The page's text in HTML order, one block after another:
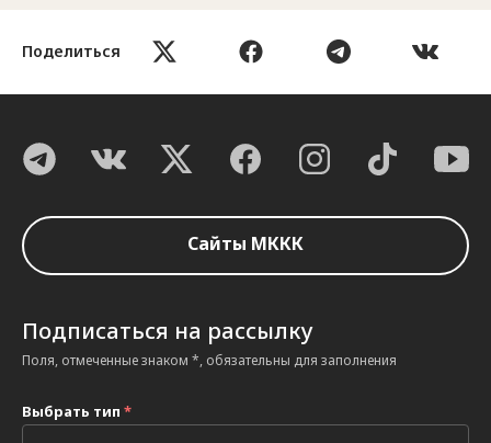
Поделиться
Сайты МККК
Подписаться на рассылку
Поля, отмеченные знаком *, обязательны для заполнения
Выбрать тип *